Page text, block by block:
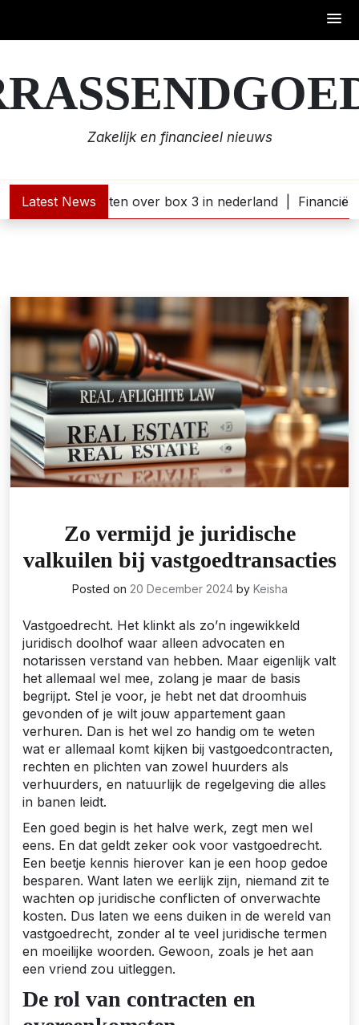
to
content
Zakelijk en financieel nieuws
Latest News
je moet weten over box 3 in nederland |Financiële
Zo vermijd je juridische
valkuilen bij vastgoedtransacties
Posted on 20 December 2024by Keisha
Vastgoedrecht. Het klinkt als zo’n ingewikkeld
juridisch doolhof waar alleen advocaten en
notarissen verstand van hebben. Maar eigenlijk valt
het allemaal wel mee, zolang je maar de basis
begrijpt. Stel je voor, je hebt net dat droomhuis
gevonden of je wilt jouw appartement gaan
verhuren. Dan is het wel zo handig om te weten
wat er allemaal komt kijken bij vastgoedcontracten,
rechten en plichten van zowel huurders als
verhuurders, en natuurlijk de regelgeving die alles
in banen leidt.
Een goed begin is het halve werk, zegt men wel
eens. En dat geldt zeker ook voor vastgoedrecht.
Een beetje kennis hierover kan je een hoop gedoe
besparen. Want laten we eerlijk zijn, niemand zit te
wachten op juridische conflicten of onverwachte
kosten. Dus laten we eens duiken in de wereld van
vastgoedrecht, zonder al te veel juridische termen
en moeilijke woorden. Gewoon, zoals je het aan
een vriend zou uitleggen.
De rol van contracten en